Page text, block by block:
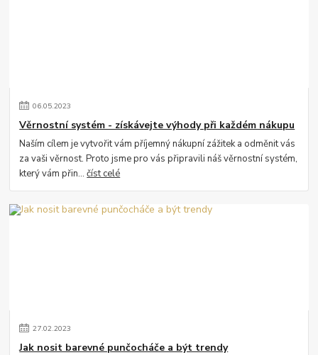
06.05.2023
Věrnostní systém - získávejte výhody při každém nákupu
Naším cílem je vytvořit vám příjemný nákupní zážitek a odměnit vás
za vaši věrnost. Proto jsme pro vás připravili náš věrnostní systém,
který vám přin...číst celé
27.02.2023
Jak nosit barevné punčocháče a být trendy